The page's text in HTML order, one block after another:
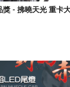
- 拂曉天光 重卡